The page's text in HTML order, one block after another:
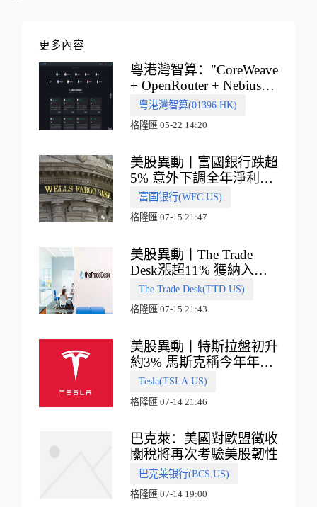
更多內容
粵港灣智算："CoreWeave
+ OpenRouter + Nebius"
多向融合的中國智算新範
式
粵港灣智算(01396.HK)
格隆匯 05-22 14:20
美股異動丨富國銀行跌超
5% 意外下調全年淨利息
收入指引
富国银行(WFC.US)
格隆匯 07-15 21:47
美股異動丨The Trade
Desk漲超11% 獲納入標
普500指數
The Trade Desk(TTD.US)
格隆匯 07-15 21:43
美股異動丨特斯拉盤初升
約3% 馬斯克稱今年年底
會有‘史詩級震撼’的演示
Tesla(TSLA.US)
格隆匯 07-14 21:46
巴克萊：美國對歐盟徵收
關稅將再次考驗美股韌性
巴克莱银行(BCS.US)
格隆匯 07-14 19:00